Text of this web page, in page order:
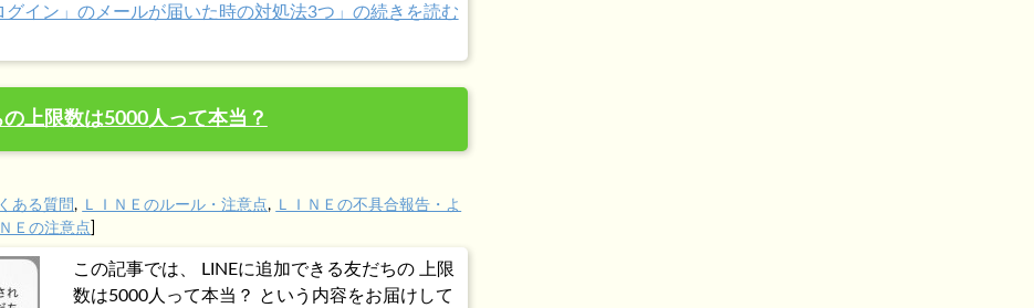
グイン」のメールが届いた時の対処法3つ」の続きを読む
上限数は5000人って本当？
ある質問 , ＬＩＮＥのルール・注意点, ＬＩＮＥの不具合報告・よ
Ｅの注意点
この記事では、 LINEに追加できる友だちの 上限
数は5000人って本当？ という内容をお届けして